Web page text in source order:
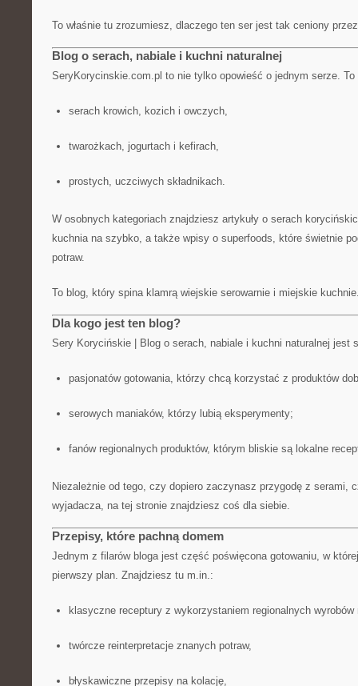
To właśnie tu zrozumiesz, dlaczego ten ser jest tak ceniony
Blog o serach, nabiale i kuchni naturalnej
SeryKorycinskie.com.pl to nie tylko opowieść o jednym serze.
serach krowich, kozich i owczych,
twarożkach, jogurtach i kefirach,
prostych, uczciwych składnikach.
W osobnych kategoriach znajdziesz artykuły o serach
kuchnia na szybko, a także wpisy o superfoods, które świetnie
potraw.
To blog, który spina klamrą wiejskie serowarnie i miejskie
Dla kogo jest ten blog?
Sery Korycińskie | Blog o serach, nabiale i kuchni naturalnej jest
pasjonatów gotowania, którzy chcą korzystać z produktów
serowych maniaków, którzy lubią eksperymenty;
fanów regionalnych produktów, którym bliskie są lokalne
Niezależnie od tego, czy dopiero zaczynasz przygodę z serami,
wyjadacza, na tej stronie znajdziesz coś dla siebie.
Przepisy, które pachną domem
Jednym z filarów bloga jest część poświęcona gotowaniu, w
pierwszy plan. Znajdziesz tu m.in.:
klasyczne receptury z wykorzystaniem regionalnych
twórcze reinterpretacje znanych potraw,
błyskawiczne przepisy na kolację,